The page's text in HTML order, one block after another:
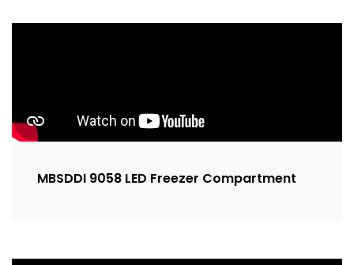
MBSDDI 9058 LED Freezer Compartment